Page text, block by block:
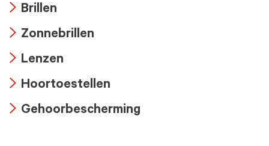
icon
Brillen
icon
Zonnebrillen
icon
Lenzen
icon
Hoortoestellen
Gehoorbescherming